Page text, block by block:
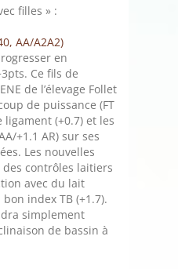
filles » :
AA/A2A2)
en
Ce fils de
de l’élevage Follet
de puissance (FT
(+0.7) et les
+1.1 AR) sur ses
Les nouvelles
contrôles laitiers
avec du lait
index TB (+1.7).
simplement
de bassin à